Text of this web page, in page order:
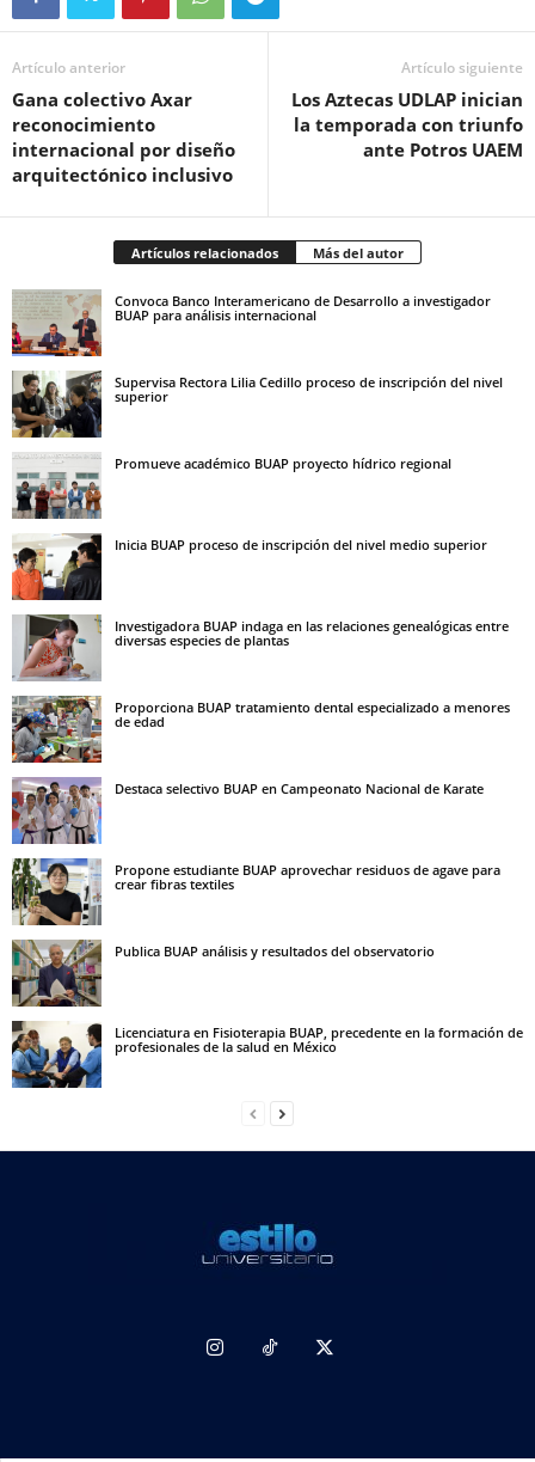
Artículo anterior
Gana colectivo Axar
reconocimiento
internacional por diseño
arquitectónico inclusivo
Artículo siguiente
Los Aztecas UDLAP inician
la temporada con triunfo
ante Potros UAEM
Artículos relacionados Más del autor
Convoca Banco Interamericano de Desarrollo a investigador
BUAP para análisis internacional
Supervisa Rectora Lilia Cedillo proceso de inscripción del nivel
superior
Promueve académico BUAP proyecto hídrico regional
Inicia BUAP proceso de inscripción del nivel medio superior
Investigadora BUAP indaga en las relaciones genealógicas entre
diversas especies de plantas
Proporciona BUAP tratamiento dental especializado a menores
de edad
Destaca selectivo BUAP en Campeonato Nacional de Karate
Propone estudiante BUAP aprovechar residuos de agave para
crear fibras textiles
Publica BUAP análisis y resultados del observatorio
Licenciatura en Fisioterapia BUAP, precedente en la formación de
profesionales de la salud en México